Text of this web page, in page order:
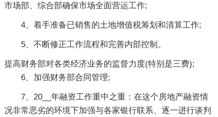
市场部、综合部确保市场全面营运工作;
4、着手准备已销售的土地增值税筹划和清算工作;
5、不断修正工作流程和完善内部控制。
提高财务部对各类经济业务的监督力度(特别是三费);
6、加强财务部合同管理;
7、20__年融资工作重中之重：在这个房地产融资情
况非常恶劣的环境下加强与各家银行联系、逐一进行谈判